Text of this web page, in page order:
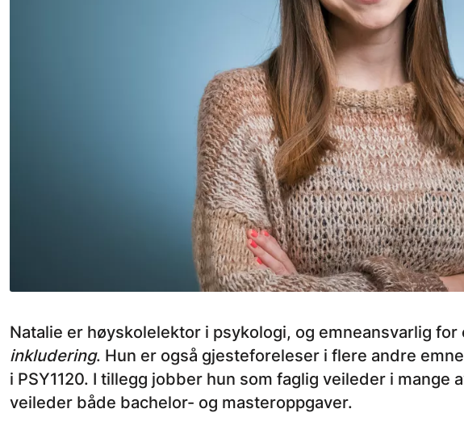
Natalie er høyskolelektor i psykologi, og emneansvarlig for
inkludering. Hun er også gjesteforeleser i flere andre
i PSY1120. I tillegg jobber hun som faglig veileder i mange
veileder både bachelor- og masteroppgaver.